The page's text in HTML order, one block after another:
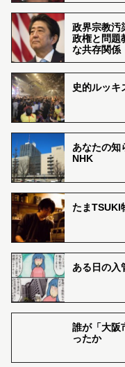
政界宗教汚
政権と問題
な共存関係
史的ルッキ
あなたの知
NHK
たまTSUKI
ある日の入
誰が「大阪
ったか